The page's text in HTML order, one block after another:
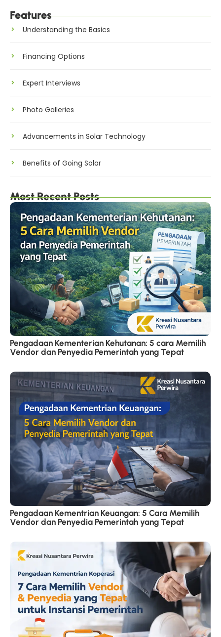
Features
Understanding the Basics
Financing Options
Expert Interviews
Photo Galleries
Advancements in Solar Technology
Benefits of Going Solar
Most Recent Posts
Pengadaan Kementerian Kehutanan: 5 cara Memilih
Vendor dan Penyedia Pemerintah yang Tepat
Pengadaan Kementrian Keuangan: 5 Cara Memilih
Vendor dan Penyedia Pemerintah yang Tepat